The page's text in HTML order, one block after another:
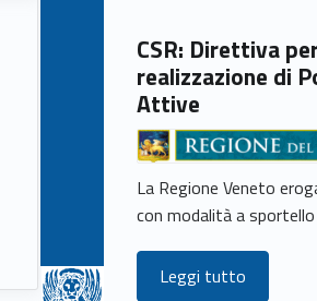
CSR: Direttiva
realizzazione di
Attive
La Regione Veneto
con modalità a sportello
Leggi tutto